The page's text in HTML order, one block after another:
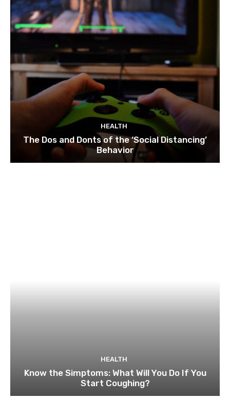
HEALTH
The Dos and Donts of the ‘Social Distancing’
Behavior
HEALTH
Know the Simptoms: What Will You Do If You
Start Coughing?